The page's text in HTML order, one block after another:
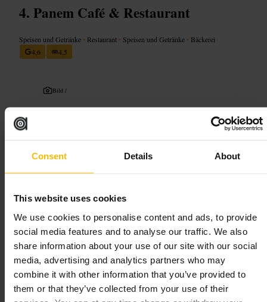
Consent Details About
This website uses cookies
We use cookies to personalise content and ads, to provide
social media features and to analyse our traffic. We also
share information about your use of our site with our social
media, advertising and analytics partners who may
combine it with other information that you’ve provided to
them or that they’ve collected from your use of their
Panem Café & Restaurant
Speisen und Getränke • Restaurant • Speisen und Getränke • Bäckerei
4,6
4,5
Bild /
“Guter Kaffee, solides Frühstück,
# Kaffee #Frühstück #CasualEssen #DublinNord
#Familienfreundlich #BeliebtVorOrt
Was Sie erwartet
Ein kompakter, lebendiger Raum mit schnellem Service und einer
entspannten Stimmung. Die Speisekarte bietet Full Irish, Pfannkuchen